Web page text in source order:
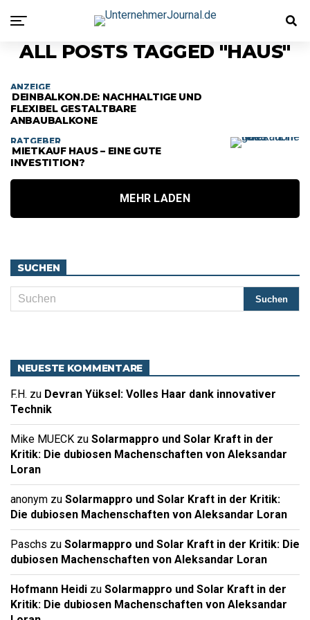
ALL POSTS TAGGED "HAUS"
ANZEIGE
DEINBALKON.DE: NACHHALTIGE UND
FLEXIBEL GESTALTBARE
ANBAUBALKONE
RATGEBER
MIETKAUF HAUS – EINE GUTE
INVESTITION?
MEHR LADEN
SUCHEN
NEUESTE KOMMENTARE
F.H. zu Devran Yüksel: Volles Haar dank innovativer
Technik
Mike MUECK zu Solarmappro und Solar Kraft in der
Kritik: Die dubiosen Machenschaften von Aleksandar
Loran
anonym zu Solarmappro und Solar Kraft in der Kritik:
Die dubiosen Machenschaften von Aleksandar Loran
Paschs zu Solarmappro und Solar Kraft in der Kritik: Die
dubiosen Machenschaften von Aleksandar Loran
Hofmann Heidi zu Solarmappro und Solar Kraft in der
Kritik: Die dubiosen Machenschaften von Aleksandar